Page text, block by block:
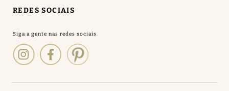
REDES SOCIAIS